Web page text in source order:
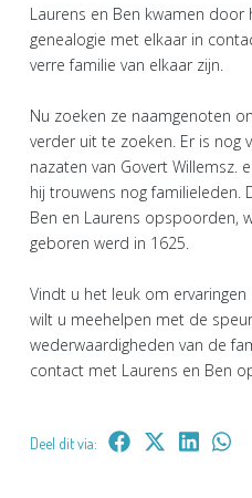
Laurens en Ben kwamen door
genealogie met elkaar in
verre familie van elkaar zijn.
Nu zoeken ze naamgenoten
verder uit te zoeken. Er is nog
nazaten van Govert Willemsz.
hij trouwens nog familieleden.
Ben en Laurens opspoorden,
geboren werd in 1625.
Vindt u het leuk om ervaringen
wilt u meehelpen met de
wederwaardigheden van de
contact met Laurens en Ben
Deel dit via: